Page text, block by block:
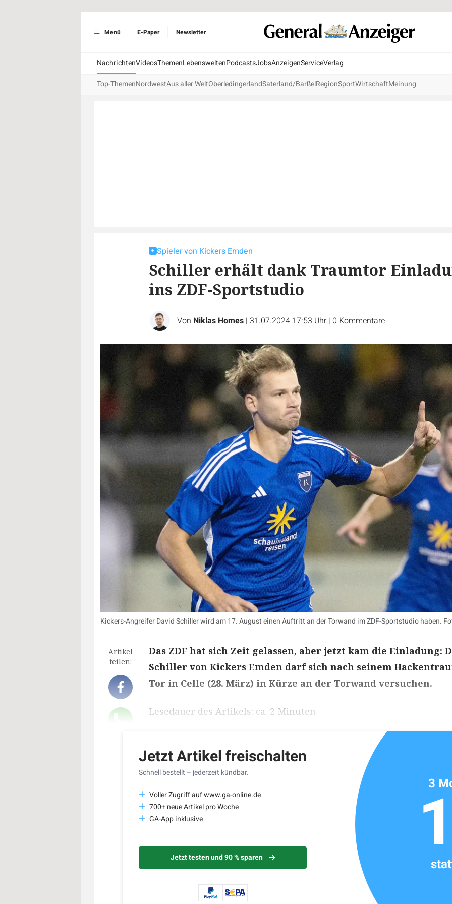
Menü E-Paper Newsletter
NachrichtenVideosThemenLebensweltenPodcastsJobsAnzeigenServiceVerlag
Top-ThemenNordwestAus aller WeltOberledingerlandSaterland/BarßelRegionSportWirtschaftMeinung
Spieler von Kickers Emden
Schiller erhält dank Traumtor
ins ZDF-Sportstudio
Von Niklas Homes | 31.07.2024 17:53 Uhr | 0 Kommentare
Kickers-Angreifer David Schiller wird am 17. August einen Auftritt an der Torwand im ZDF-Sportstudio haben.
Artikel
teilen:
Das ZDF hat sich Zeit gelassen, aber jetzt kam die Einladung:
Schiller von Kickers Emden darf sich nach seinem
Tor in Celle (28. März) in Kürze an der Torwand versuchen.
Lesedauer des Artikels: ca. 2 Minuten
Jetzt Artikel freischalten
Schnell bestellt – jederzeit kündbar.
Voller Zugriff auf www.ga-online.de
700+ neue Artikel pro Woche
GA-App inklusive
Jetzt testen und 90 % sparen
3